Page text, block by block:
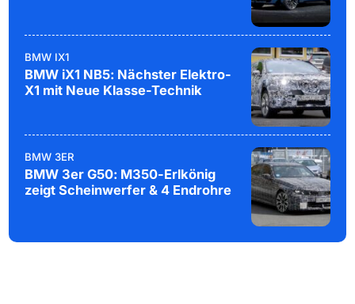
BMW IX1
BMW iX1 NB5: Nächster Elektro-
X1 mit Neue Klasse-Technik
BMW 3ER
BMW 3er G50: M350-Erlkönig
zeigt Scheinwerfer & 4 Endrohre